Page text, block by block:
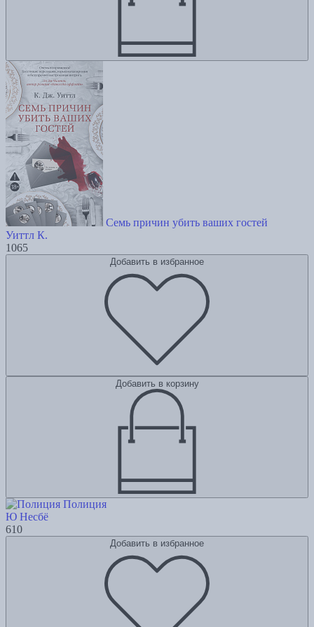
Семь причин убить ваших гостей
Уиттл К.
1065
Добавить в избранное
Добавить в корзину
Полиция
Ю Несбё
610
Добавить в избранное